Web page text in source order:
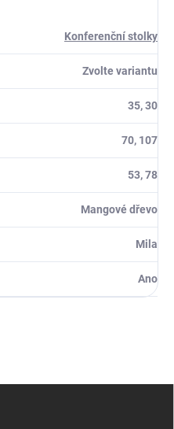
Konferenční stolky
Zvolte variantu
35, 30
70, 107
53, 78
Mangové dřevo
Mila
Ano